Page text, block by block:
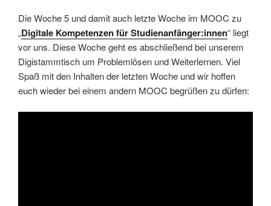
Die Woche 5 und damit auch letzte Woche im MOOC zu
„Digitale Kompetenzen für Studienanfänger:innen“ liegt
vor uns. Diese Woche geht es abschließend bei unserem
Digistammtisch um Problemlösen und Weiterlernen. Viel
Spaß mit den Inhalten der letzten Woche und wir hoffen
euch wieder bei einem andern MOOC begrüßen zu dürfen: